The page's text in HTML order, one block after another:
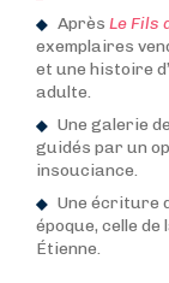
Après Le Fils
exemplaires
et une histoire
adulte.
Une galerie
guidés par un
insouciance.
Une écriture
époque, celle
Étienne.